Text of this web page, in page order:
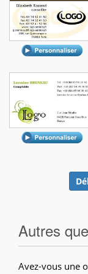
Autres
Avez-vous une